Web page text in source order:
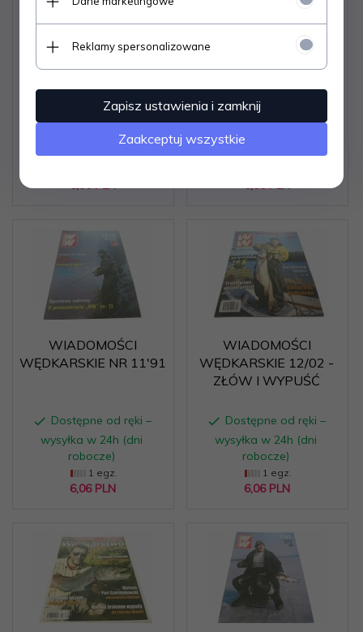
WIADOMOŚCI
Dostępne od ręki –
wysyłka w 24h (dni
robocze)
6,06 PLN
WIADOMOŚCI
Dostępne od ręki –
wysyłka w 24h (dni
robocze)
6,06 PLN
WIADOMOŚCI
WĘDKARSKIE NR 11'91
Dostępne od ręki –
wysyłka w 24h (dni
robocze)
1 egz.
6,06 PLN
WIADOMOŚCI
WĘDKARSKIE 12/02 -
ZŁÓW I WYPUŚĆ
Dostępne od ręki –
wysyłka w 24h (dni
robocze)
1 egz.
6,06 PLN
Reklamy spersonalizowane
Zapisz ustawienia i zamknij
Zaakceptuj wszystkie